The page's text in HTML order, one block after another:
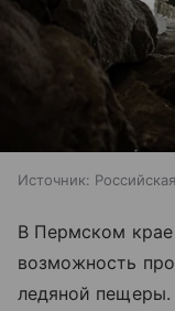
Источник:
В Пермском
возможность
ледяной пещеры.